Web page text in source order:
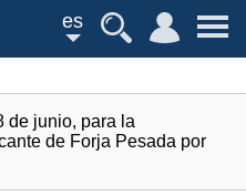
es
de junio, para la
de Forja Pesada por